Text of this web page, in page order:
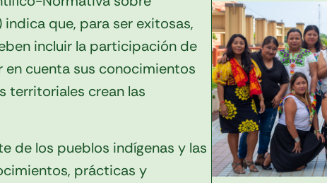
indica que, para ser exitosas,
incluir la participación de
en cuenta sus conocimientos
territoriales crean las
de los pueblos indígenas y las
prácticas y